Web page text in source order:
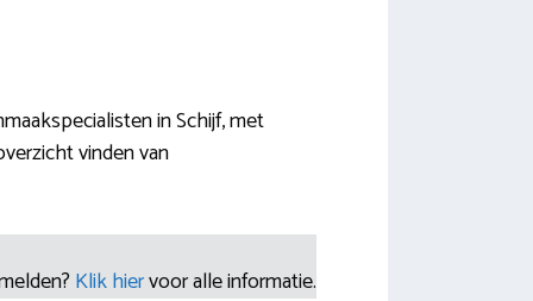
in Schijf, met
vinden van
Klik hiervoor alle informatie.